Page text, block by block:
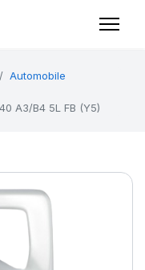
Automobile
A3/B4 5L FB (Y5)